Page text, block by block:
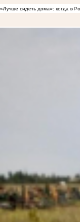
«Лучше сидеть дома»: когда в